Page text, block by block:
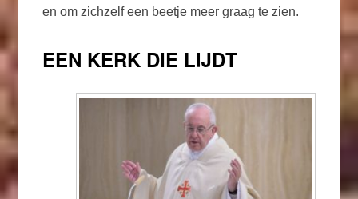
en om zichzelf een beetje meer graag te zien.
EEN KERK DIE LIJDT